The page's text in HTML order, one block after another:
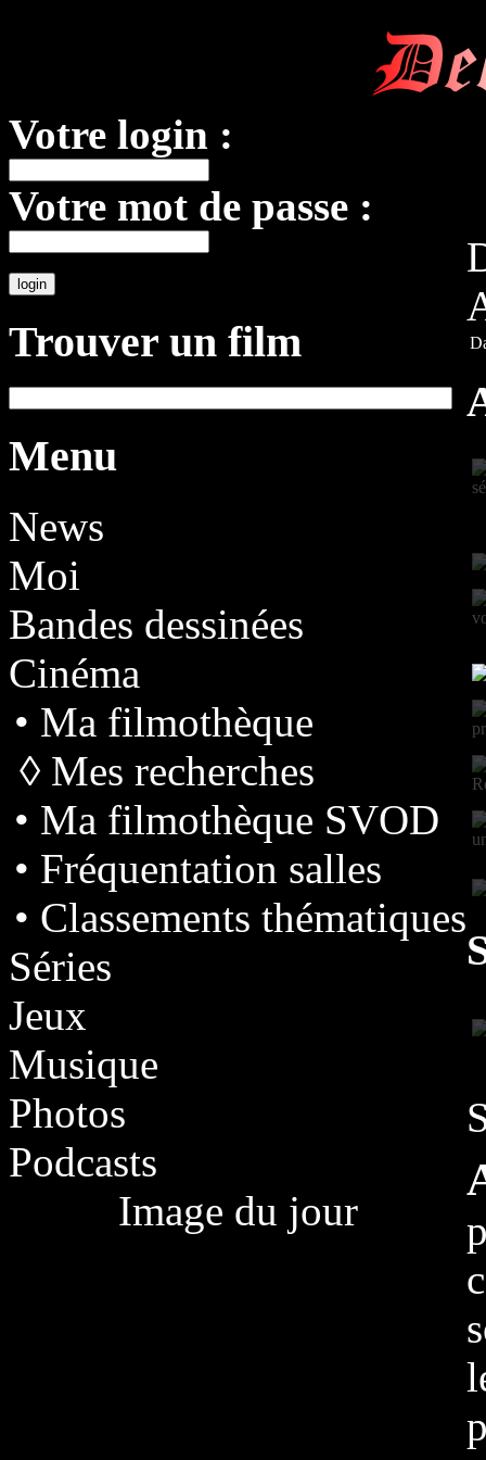
Votre login :
Votre mot de passe :
Trouver un film
Menu
News
Moi
Bandes dessinées
Cinéma
• Ma filmothèque
◊ Mes recherches
• Ma filmothèque SVOD
• Fréquentation salles
• Classements thématiques
Séries
Jeux
Musique
Photos
Podcasts
Image du jour